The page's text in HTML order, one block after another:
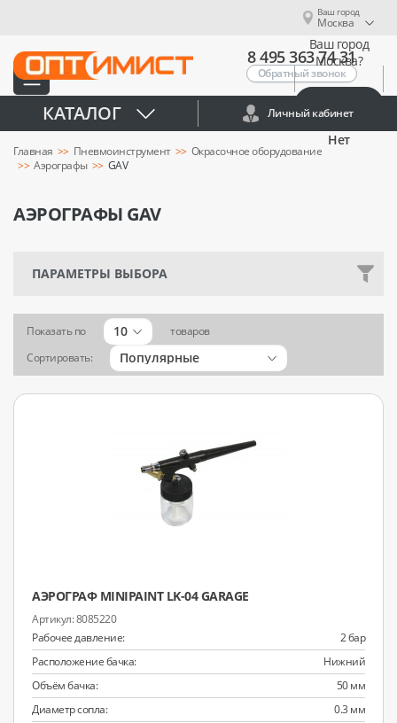
Ваш город
Москва
Ваш город
Москва?
Нет
8 495 363 74 31
Обратный звонок
КАТАЛОГ Личный кабинет
Главная Пневмоинструмент
Окрасочное оборудование
Аэрографы
GAV
АЭРОГРАФЫ GAV
ПАРАМЕТРЫ ВЫБОРА
Показать по 10
товаров
Сортировать:
Популярные
АЭРОГРАФ MINIPAINT LK-04 GARAGE
8085220
Рабочее давление:
2 бар
Расположение бачка:
Нижний
Объём бачка:
50 мм
Диаметр сопла:
0.3 мм